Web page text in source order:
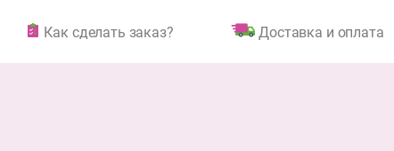
Как сделать заказ? Доставка и оплата